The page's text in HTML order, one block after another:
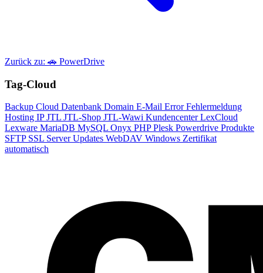
Zurück zu: 🚗 PowerDrive
Tag-Cloud
Backup Cloud Datenbank Domain E-Mail ErrorFehlermeldung
Hosting IPJTL JTL-Shop JTL-Wawi KundencenterLexCloud
Lexware MariaDB MySQL Onyx PHPPlesk Powerdrive Produkte
SFTP SSL ServerUpdates WebDAV Windows Zertifikat
automatisch